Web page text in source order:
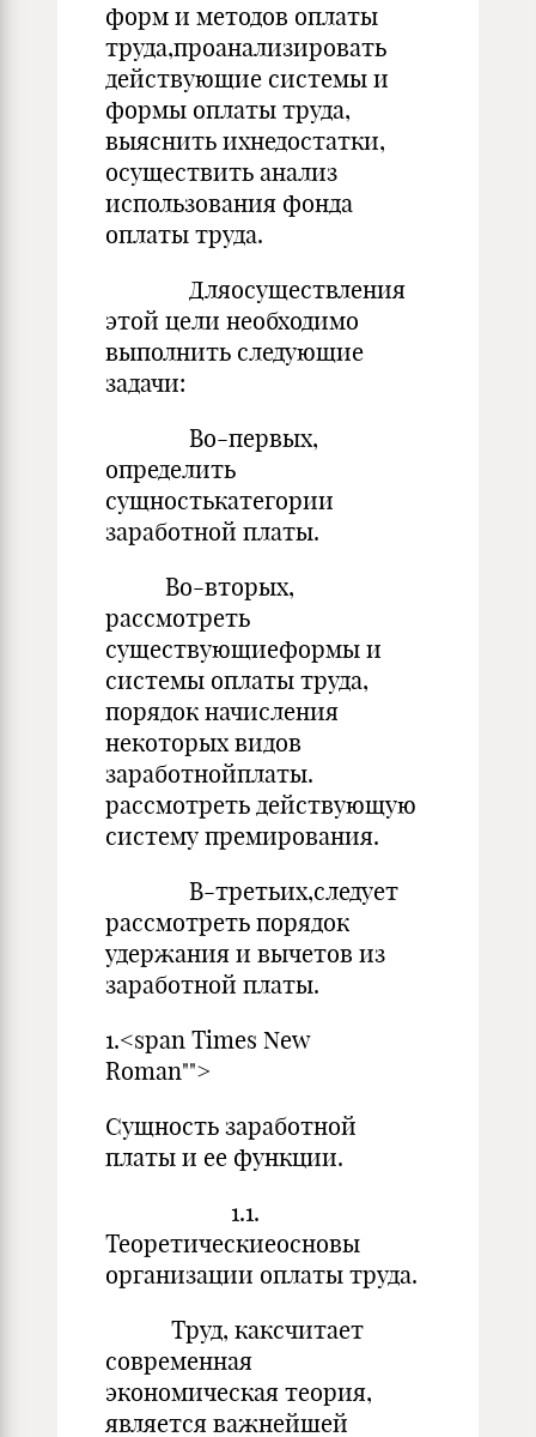
форм и методов оплаты
труда,проанализировать
действующие системы и
формы оплаты труда,
выяснить ихнедостатки,
осуществить анализ
использования фонда
оплаты труда.
Дляосуществления
этой цели необходимо
выполнить следующие
задачи:
Во-первых,
определить
сущностькатегории
заработной платы.
Во-вторых,
рассмотреть
существующиеформы и
системы оплаты труда,
порядок начисления
некоторых видов
заработнойплаты.
рассмотреть действующую
систему премирования.
В-третьих,следует
рассмотреть порядок
удержания и вычетов из
заработной платы.
1.<span Times New
Roman"">
Сущность заработной
платы и ее функции.
1.1.
Теоретическиеосновы
организации оплаты труда.
Труд, каксчитает
современная
экономическая теория,
является важнейшей